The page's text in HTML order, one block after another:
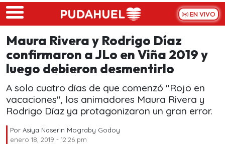
Skip to main content
EN VIVO
Maura Rivera y Rodrigo Díaz
confirmaron a JLo en Viña 2019 y
luego debieron desmentirlo
A solo cuatro días de que comenzó "Rojo en
vacaciones", los animadores Maura Rivera y
Rodrigo Díaz ya protagonizaron un gran error.
Por Asiya Naserin Mograby Godoy
enero 18, 2019 - 12:26 pm